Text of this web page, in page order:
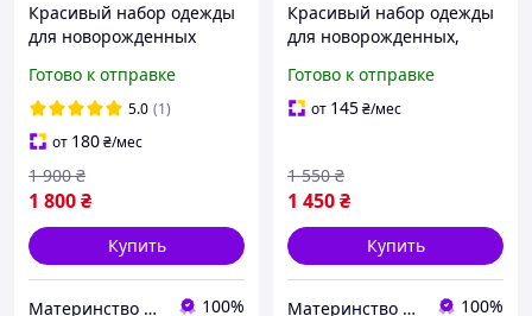
Красивый набор одежды
для новорожденных
одежда для младенцев,
осень, рост 56 см, хлопок
Готово к отправке
5.0 (1)
от 180₴/мес
1 800₴
1 900 ₴
Купить
Материнство без хлопот 100%
Красивый набор одежды
для новорожденных,
младенцев, осень, рост
56 см, хлопок
Готово к отправке
от 145₴/мес
1 450₴
1 550 ₴
Купить
Материнство без хлопот 100%